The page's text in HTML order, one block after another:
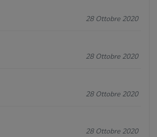
28 Ottobre 2020
28 Ottobre 2020
28 Ottobre 2020
28 Ottobre 2020